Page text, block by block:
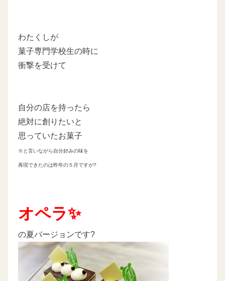
わたくしが
菓子専門学校生の時に
衝撃を受けて
自分の店を持ったら
絶対に創りたいと
思っていたお菓子
※と言いながら自分好みの味を
再現できたのは昨年の５月ですが?
オペラ✨
の夏バージョンです?